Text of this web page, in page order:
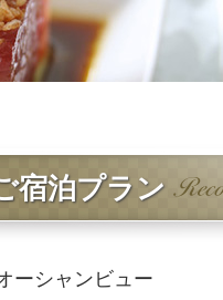
宿泊プラン
ーシャンビュー